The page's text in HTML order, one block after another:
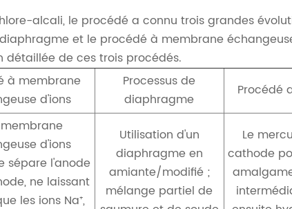
alcali, le procédé a connu trois grandes
et le procédé à membrane
de ces trois procédés.
à membrane
d'ions
Processus de
diaphragme
Procédé
d'ions
sépare l'anode
ne laissant
les ions Na⁺,
Utilisation d'un
diaphragme en
amiante/modifié ;
mélange partiel de
Le
cathode